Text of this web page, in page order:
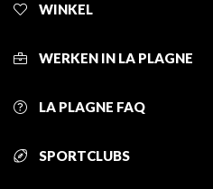
WINKEL
WERKEN IN LA PLAGNE
LA PLAGNE FAQ
SPORTCLUBS